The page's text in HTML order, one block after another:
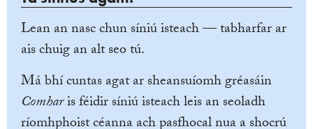
Lean an nasc chun síniú isteach — tabharfar ar
ais chuig an alt seo tú.
Má bhí cuntas agat ar sheansuíomh gréasáin
Comharis féidir síniú isteach leis an seoladh
ríomhphoist céanna ach pasfhocal nua a shocrú